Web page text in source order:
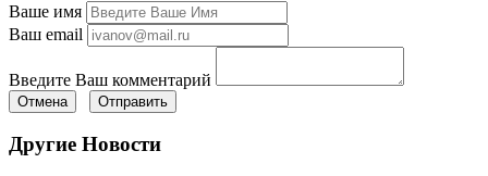
Ваше имя
Ваш email
Введите Ваш комментарий
Отмена Отправить
Другие Новости